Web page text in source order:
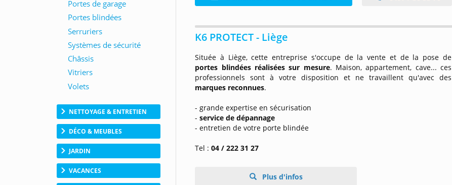
NETTOYAGE & ENTRETIEN
DÉCO & MEUBLES
JARDIN
VACANCES
K6 PROTECT - Liège
Située à Liège, cette entreprise s'occupe de la vente et de la pose de
portes blindées réalisées sur mesure. Maison, appartement, cave... ces
professionnels sont à votre disposition et ne travaillent qu'avec des
marques reconnues.
- grande expertise en sécurisation
-service de dépannage
- entretien de votre porte blindée
Tel :04 / 222 31 27
Plus d'infos